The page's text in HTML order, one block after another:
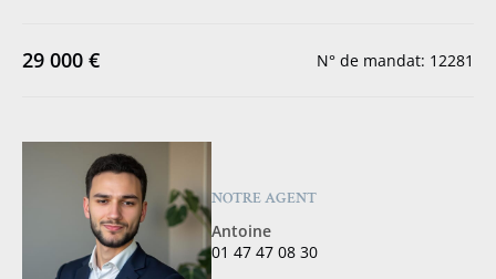
29 000 € N° de mandat: 12281
NOTRE AGENT
Antoine
01 47 47 08 30